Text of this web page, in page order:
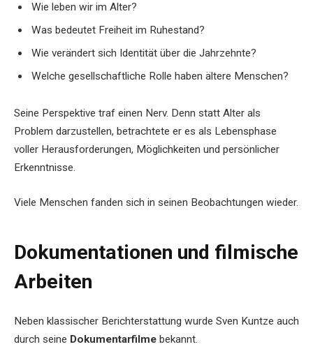
Wie leben wir im Alter?
Was bedeutet Freiheit im Ruhestand?
Wie verändert sich Identität über die Jahrzehnte?
Welche gesellschaftliche Rolle haben ältere Menschen?
Seine Perspektive traf einen Nerv. Denn statt Alter als
Problem darzustellen, betrachtete er es als Lebensphase
voller Herausforderungen, Möglichkeiten und persönlicher
Erkenntnisse.
Viele Menschen fanden sich in seinen Beobachtungen wieder.
Dokumentationen und filmische
Arbeiten
Neben klassischer Berichterstattung wurde Sven Kuntze auch
durch seine Dokumentarfilme bekannt.